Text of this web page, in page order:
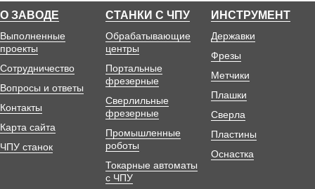
О ЗАВОДЕ
Выполненные
проекты
Сотрудничество
Вопросы и ответы
Контакты
Карта сайта
ЧПУ станок
СТАНКИ С ЧПУ
Обрабатывающие
центры
Портальные
фрезерные
Сверлильные
фрезерные
Промышленные
роботы
Токарные автоматы
с ЧПУ
ИНСТРУМЕНТ
Державки
Фрезы
Метчики
Плашки
Сверла
Пластины
Оснастка